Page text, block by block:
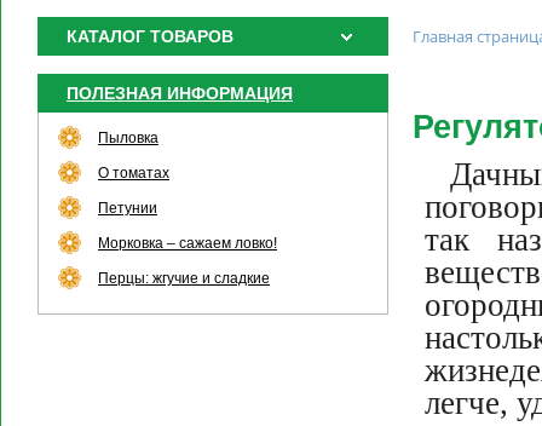
КАТАЛОГ ТОВАРОВ
ПОЛЕЗНАЯ ИНФОРМАЦИЯ
Пыловка
О томатах
Петунии
Морковка – сажаем ловко!
Перцы: жгучие и сладкие
Главная
так
легче,